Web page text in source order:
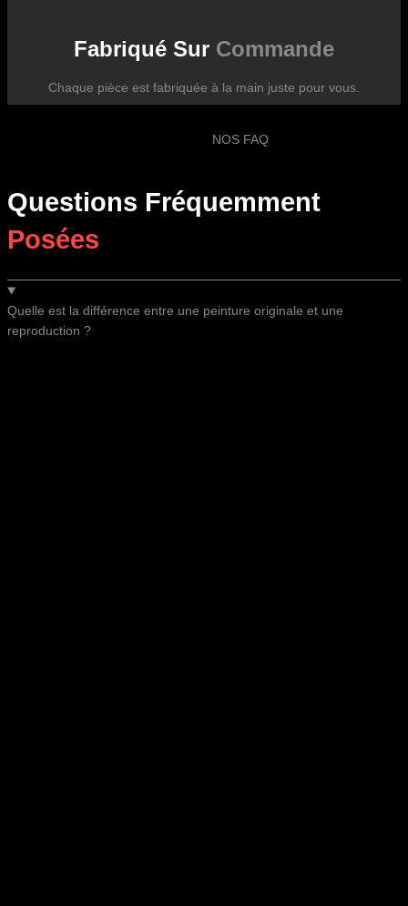
Fabriqué Sur Commande
Chaque pièce est fabriquée à la main juste pour vous.
NOS FAQ
Questions Fréquemment
Posées
Quelle est la différence entre une peinture originale et une
reproduction ?